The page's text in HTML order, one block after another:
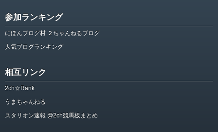
参加ランキング
にほんブログ村 ２ちゃんねるブログ
人気ブログランキング
相互リンク
2ch☆Rank
うまちゃんねる
スタリオン速報 @2ch競馬板まとめ